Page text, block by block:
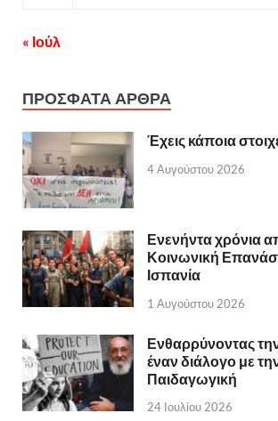
« Ιούλ
ΠΡΟΣΦΑΤΑ ΑΡΘΡΑ
Έχεις κάποια
4 Αυγούστου 2026
Ενενήντα χρόνια
Κοινωνική
Ισπανία
1 Αυγούστου 2026
Ενθαρρύνοντας
έναν διάλογο με
Παιδαγωγική
24 Ιουλίου 2026